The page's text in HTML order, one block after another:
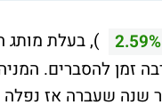
2.59%
), בעלת מותג